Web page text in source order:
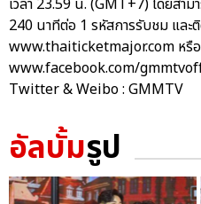
240 นาทีต่อ 1 รหัสการรับชม และ
www.thaiticketmajor.com หรือ
www.facebook.com/
Twitter & Weibo : GMMTV
อัลบั้มรูป